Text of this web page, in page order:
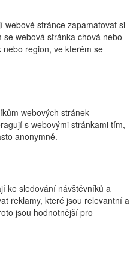
webové stránce zapamatovat si
webová stránka chová nebo
region, ve kterém se
webových stránek
s webovými stránkami tím,
anonymně.
ke sledování návštěvníků a
reklamy, které jsou relevantní a
jsou hodnotnější pro